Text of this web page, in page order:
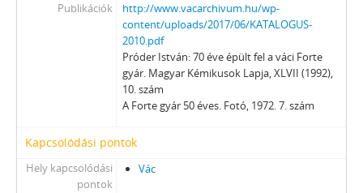
Publikációk
http://www.vacarchivum.hu/wp-
content/uploads/2017/06/KATALOGUS-
2010.pdf
Próder István: 70 éve épült fel a váci Forte
gyár. Magyar Kémikusok Lapja, XLVII (1992),
10. szám
A Forte gyár 50 éves. Fotó, 1972. 7. szám
Kapcsolódási pontok
Hely kapcsolódási
pontok
Vác